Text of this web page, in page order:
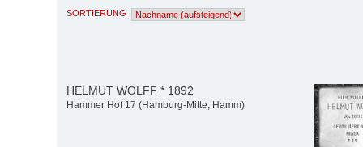
SORTIERUNG
HELMUT WOLFF * 1892
Hammer Hof 17 (Hamburg-Mitte, Hamm)